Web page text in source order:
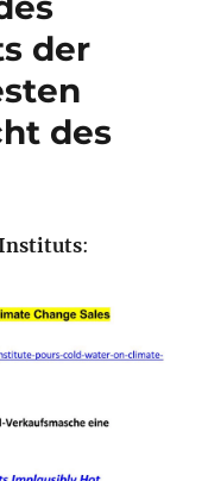
der
des
Instituts: